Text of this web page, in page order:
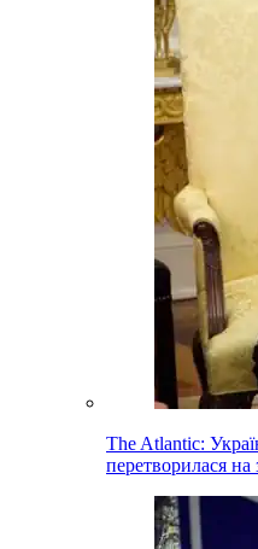
The Atlantic:
перетворилася